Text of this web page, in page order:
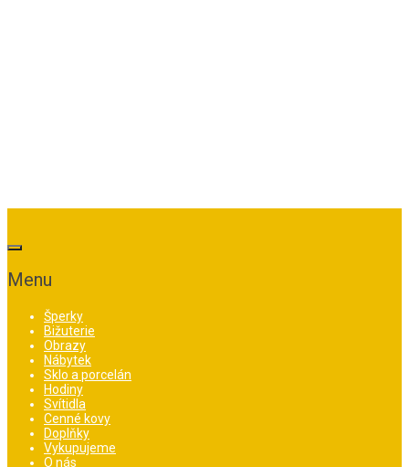
Menu
Šperky
Bižuterie
Obrazy
Nábytek
Sklo a porcelán
Hodiny
Svítidla
Cenné kovy
Doplňky
Vykupujeme
O nás